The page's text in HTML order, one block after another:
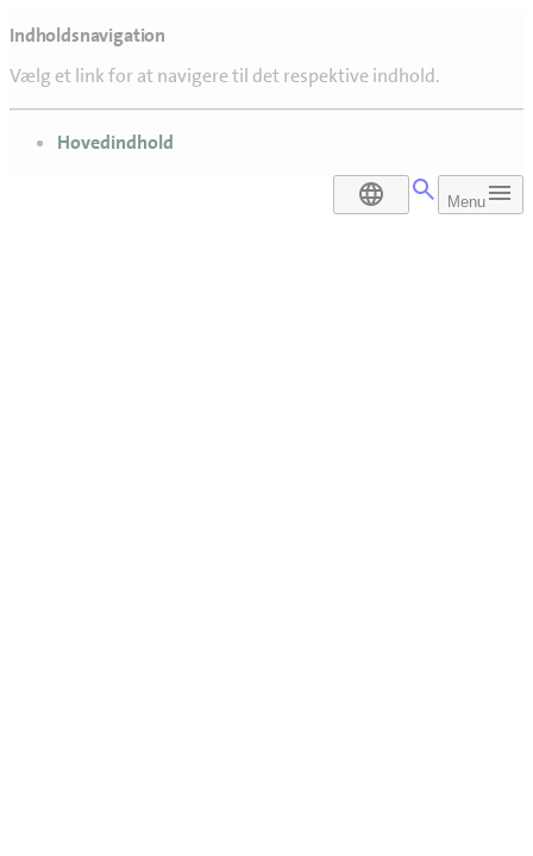
Indholdsnavigation
Vælg et link for at navigere til det respektive indhold.
gå til
Hovedindhold
DA Menu